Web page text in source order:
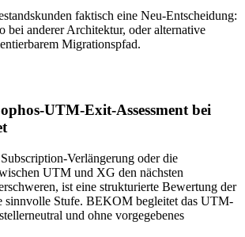
faktisch eine Neu-Entscheidung:
bei anderer Architektur, oder alternative
Migrationspfad.
UTM-Exit-Assessment bei
Verlängerung oder die
UTM und XG den nächsten
ist eine strukturierte Bewertung der
sinnvolle Stufe. BEKOM begleitet das UTM-
und ohne vorgegebenes